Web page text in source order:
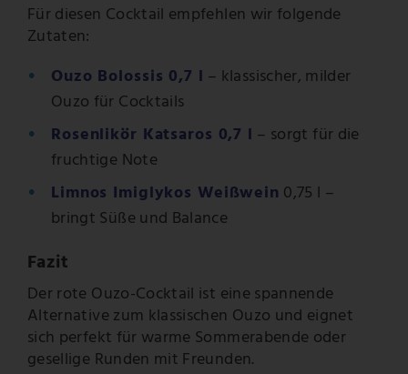
Für diesen Cocktail empfehlen wir folgende
Zutaten:
Ouzo Bolossis 0,7 l – klassischer, milder
Ouzo für Cocktails
Rosenlikör Katsaros 0,7 l – sorgt für die
fruchtige Note
Limnos Imiglykos Weißwein 0,75 l –
bringt Süße und Balance
Fazit
Der rote Ouzo-Cocktail ist eine spannende
Alternative zum klassischen Ouzo und eignet
sich perfekt für warme Sommerabende oder
gesellige Runden mit Freunden.